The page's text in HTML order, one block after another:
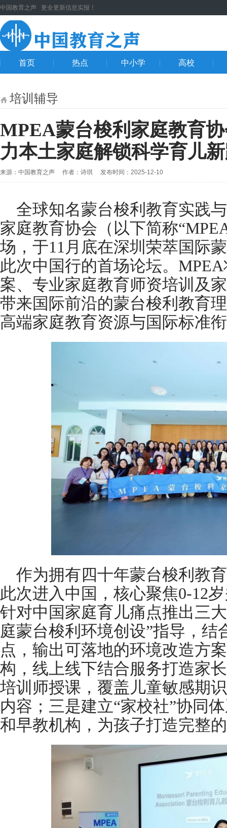
中国教育之声 更全更新信息实报！
首页 热点 中小学 高校
培训辅导
MPEA蒙台梭利家庭教育
力本土家庭解锁科学育儿
来源：中国教育之声 作者：诗琪 发布时间：2025-12-10
全球知名蒙台梭利教育实践
家庭教育协会（以下简称
场，于11月底在深圳荣萃国际
此次中国行的首场论坛。
案、专业家庭教育师资培训及
带来国际前沿的蒙台梭利教育
高端家庭教育资源与国际标准
作为拥有四十年蒙台梭利教
此次进入中国，核心聚焦0-12
针对中国家庭育儿痛点推出三
庭蒙台梭利环境创设”指导，结
点，输出可落地的环境改造方
构，线上线下结合服务打造家
培训师授课，覆盖儿童敏感期
内容；三是建立“家校社”协同
和早教机构，为孩子打造完整